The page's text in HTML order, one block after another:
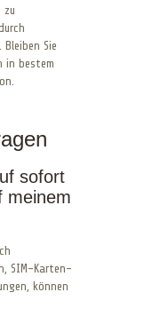
zu
Sie
in bestem
sofort
meinem
SIM-Karten-
können